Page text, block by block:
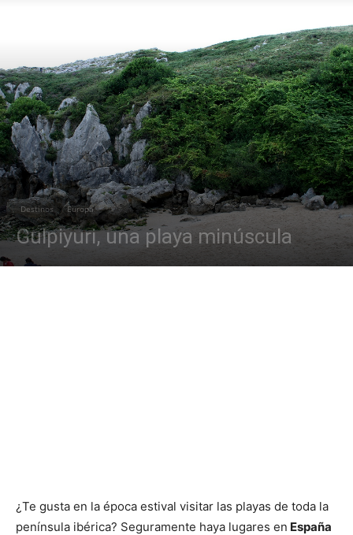
Destinos Europa
Gulpiyuri, una playa minúscula
¿Te gusta en la época estival visitar las playas de toda la
península ibérica? Seguramente haya lugares en España